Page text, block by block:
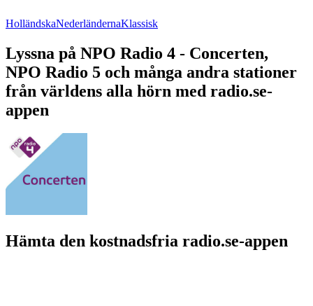
HolländskaNederländernaKlassisk
Lyssna på NPO Radio 4 - Concerten,
NPO Radio 5 och många andra stationer
från världens alla hörn med radio.se-
appen
Hämta den kostnadsfria radio.se-appen